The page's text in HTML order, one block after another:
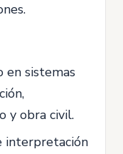
en sistemas
y obra civil.
interpretación